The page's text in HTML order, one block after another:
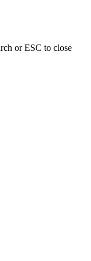
or ESC to close